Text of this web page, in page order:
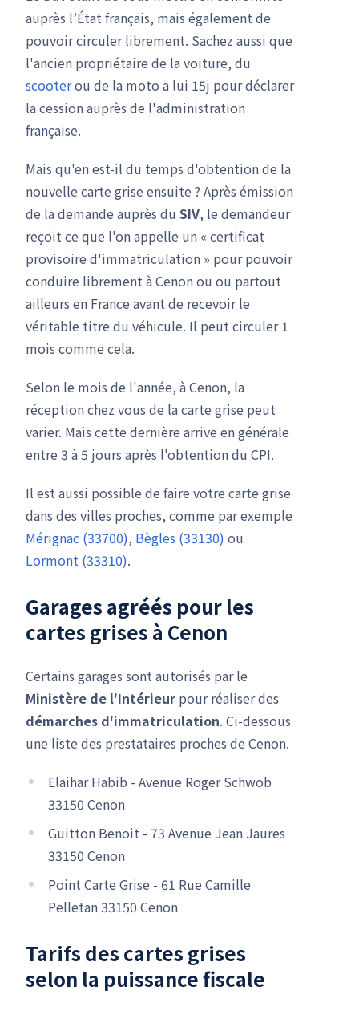
auprès l’État français, mais également de
pouvoir circuler librement. Sachez aussi que
l'ancien propriétaire de la voiture, du
scooterou de la moto a lui 15j pour déclarer
la cession auprès de l'administration
française.
Mais qu'en est-il du temps d'obtention de la
nouvelle carte grise ensuite ? Après émission
de la demande auprès du SIV, le demandeur
reçoit ce que l'on appelle un « certificat
provisoire d'immatriculation » pour pouvoir
conduire librement à Cenon ou ou partout
ailleurs en France avant de recevoir le
véritable titre du véhicule. Il peut circuler 1
mois comme cela.
Selon le mois de l'année, à Cenon, la
réception chez vous de la carte grise peut
varier. Mais cette dernière arrive en générale
entre 3 à 5 jours après l'obtention du CPI.
Il est aussi possible de faire votre carte grise
dans des villes proches, comme par exemple
Mérignac (33700), Bègles (33130) ou
Lormont (33310).
Garages agréés pour les
cartes grises à Cenon
Certains garages sont autorisés par le
Ministère de l'Intérieur pour réaliser des
démarches d'immatriculation. Ci-dessous
une liste des prestataires proches de Cenon.
Elaihar Habib - Avenue Roger Schwob
33150 Cenon
Guitton Benoit - 73 Avenue Jean Jaures
33150 Cenon
Point Carte Grise - 61 Rue Camille
Pelletan 33150 Cenon
Tarifs des cartes grises
selon la puissance fiscale